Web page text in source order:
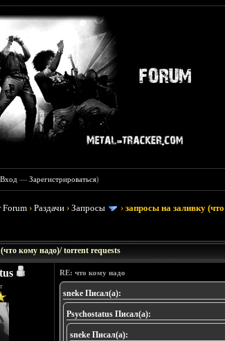
Вход —Зарегистрироваться)
Forum ›Раздачи ›Запросы ›запросы на заливку
кому надо)/ torrent requests
RE: что кому надо
sneke Писал(а):
Psychostatus Писал(а):
sneke Писал(а):